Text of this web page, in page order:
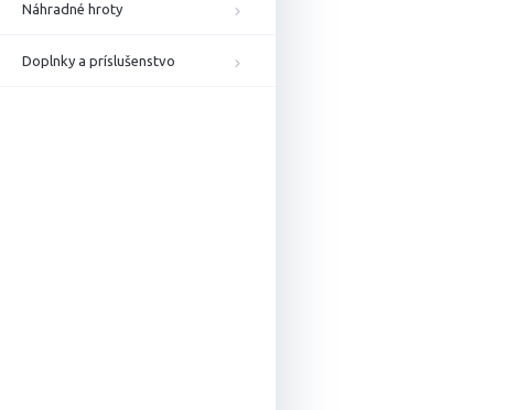
Náhradné hroty
Doplnky a príslušenstvo